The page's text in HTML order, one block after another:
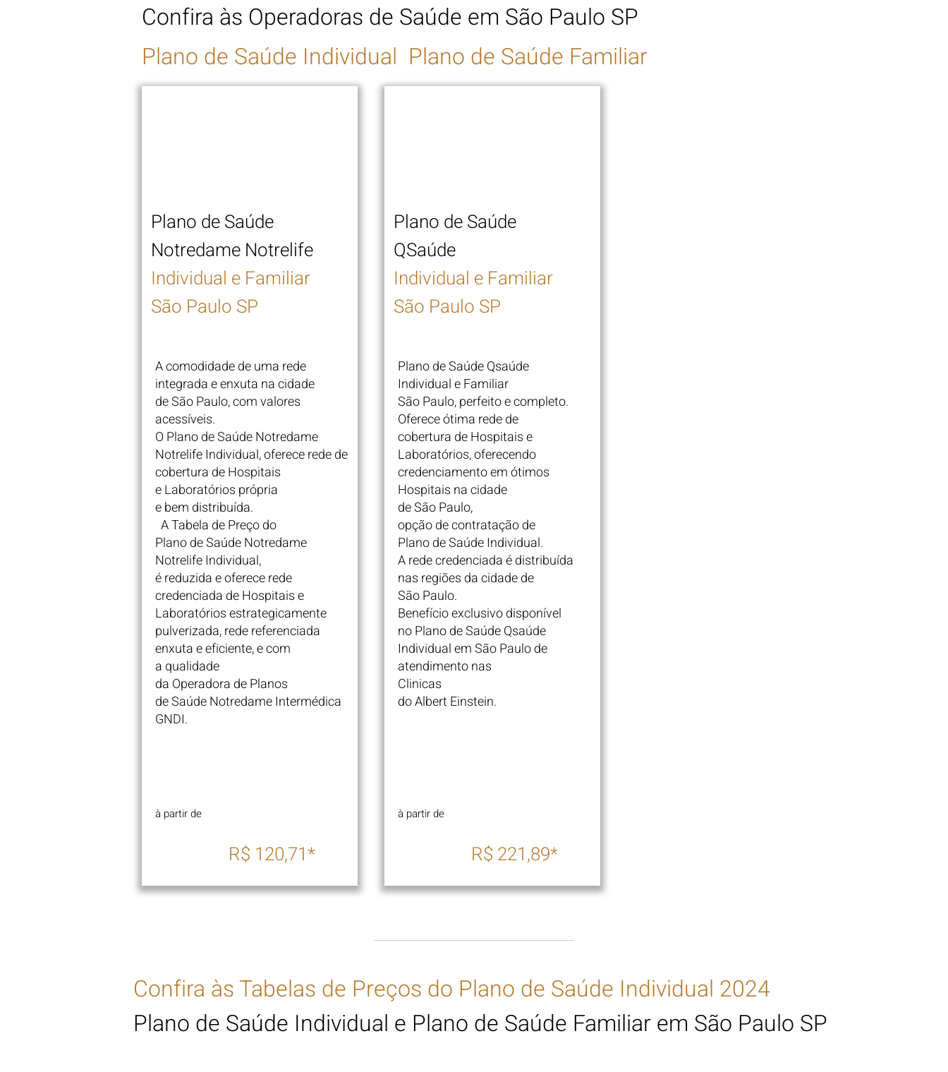
Confira às Operadoras de Saúde em São Paulo SP
Plano de Saúde Individual Plano de Saúde Familiar
Plano de Saúde
Notredame Notrelife
Individual e Familiar
São Paulo SP
A comodidade de uma rede
integrada e enxuta na cidade
de São Paulo, com valores
acessíveis.
O Plano de Saúde Notredame
Notrelife Individual, oferece rede de
cobertura de Hospitais
e Laboratórios própria
e bem distribuída.
A Tabela de Preço do
Plano de Saúde Notredame
Notrelife Individual,
é reduzida e oferece rede
credenciada de Hospitais e
Laboratórios estrategicamente
pulverizada, rede referenciada
enxuta e eficiente, e com
a qualidade
da Operadora de Planos
de Saúde Notredame Intermédica
GNDI.
à partir de
R$ 120,71*
Plano de Saúde
QSaúde
Individual e Familiar
São Paulo SP
Plano de Saúde Qsaúde
Individual e Familiar
São Paulo, perfeito e completo.
Oferece ótima rede de
cobertura de Hospitais e
Laboratórios, oferecendo
credenciamento em ótimos
Hospitais na cidade
de São Paulo,
opção de contratação de
Plano de Saúde Individual.
A rede credenciada é distribuída
nas regiões da cidade de
São Paulo.
Benefício exclusivo disponível
no Plano de Saúde Qsaúde
Individual em São Paulo de
atendimento nas
Clinicas
do Albert Einstein.
à partir de
R$ 221,89*
Confira às Tabelas de Preços do Plano de Saúde Individual 2024
Plano de Saúde Individual e Plano de Saúde Familiar em São Paulo SP